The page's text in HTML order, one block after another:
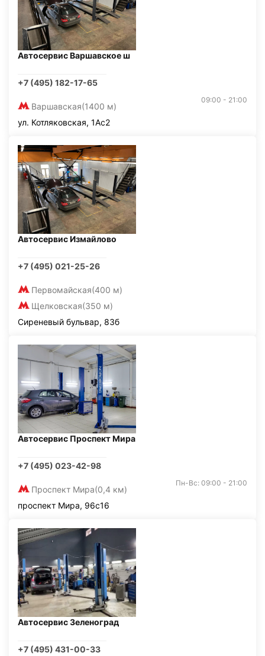
Автосервис Варшавское ш
+7 (495) 182-17-65
Варшавская(1400 м)
09:00 - 21:00
ул. Котляковская, 1Ас2
Автосервис Измайлово
+7 (495) 021-25-26
Первомайская(400 м)
Щелковская(350 м)
Сиреневый бульвар, 83б
Автосервис Проспект Мира
+7 (495) 023-42-98
Проспект Мира(0,4 км)
Пн-Вс: 09:00 - 21:00
проспект Мира, 96с16
Автосервис Зеленоград
+7 (495) 431-00-33